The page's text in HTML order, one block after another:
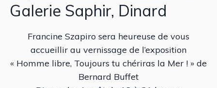
Galerie Saphir, Dinard
Francine Szapiro sera heureuse de vous
accueillir au vernissage de l’exposition
« Homme libre, Toujours tu chériras la Mer ! » de
Bernard Buffet